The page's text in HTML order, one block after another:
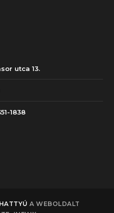
utca 13.
1838
A WEBOLDALT